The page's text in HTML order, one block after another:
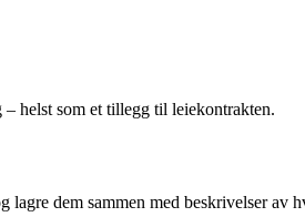
helst som et tillegg til leiekontrakten.
dem sammen med beskrivelser av